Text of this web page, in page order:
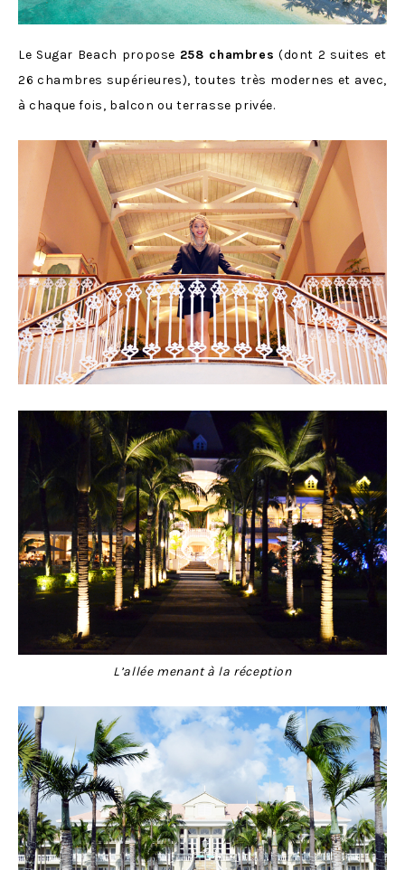
Le Sugar Beach propose 258 chambres (dont 2 suites et
26 chambres supérieures), toutes très modernes et avec,
à chaque fois, balcon ou terrasse privée.
L’allée menant à la réception